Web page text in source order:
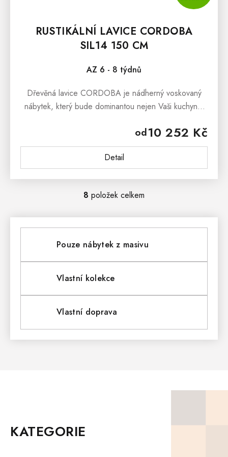
RUSTIKÁLNÍ LAVICE CORDOBA
SIL14 150 CM
AZ 6 - 8 týdnů
od10 252 Kč
Detail
Dřevěná lavice CORDOBA je nádherný voskovaný
nábytek, který bude dominantou nejen Vaši kuchyně,
v prostorách terasy či pergoly....
O
V
L
Á
D
A
C
Í
8 položek celkem
Pouze nábytek z masivu
Vlastní kolekce
Vlastní doprava
KATEGORIE